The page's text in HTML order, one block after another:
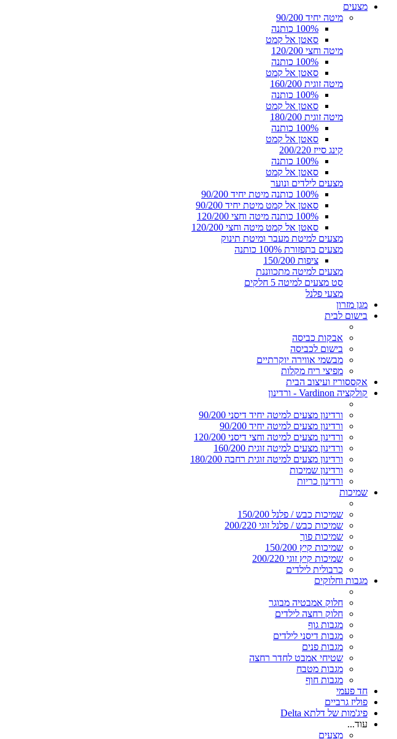
מצעים
מיטה יחיד 90/200
100% כותנה
סאטן אל קמט
מיטה וחצי 120/200
100% כותנה
סאטן אל קמט
מיטה זוגית 160/200
100% כותנה
סאטן אל קמט
מיטה זוגית 180/200
100% כותנה
סאטן אל קמט
קינג סייז 200/220
100% כותנה
סאטן אל קמט
מצעים לילדים ונוער
100% כותנה מיטת יחיד 90/200
סאטן אל קמט מיטת יחיד 90/200
100% כותנה מיטה וחצי 120/200
סאטן אל קמט מיטה וחצי 120/200
מצעים למיטת מעבר ומיטת תינוק
מצעים בתפזורת 100% כותנה
ציפות 150/200
מצעים למיטה מתכווננת
סט מצעים למיטה 5 חלקים
מצעי פלנל
מגן מזרון
בישום לבית
אבקות כביסה
בישום לכביסה
מבשמי אווירה יוקרתיים
מפיצי ריח מקלות
אקססוריז ועיצוב הבית
קולקציה Vardinon - ורדינון
ורדינון מצעים למיטה יחיד דיסני 90/200
ורדינון מצעים למיטה יחיד 90/200
ורדינון מצעים למיטה וחצי דיסני 120/200
ורדינון מצעים למיטה זוגית 160/200
ורדינון מצעים למיטה זוגית רחבה 180/200
ורדינון שמיכות
ורדינון כריות
שמיכות
שמיכות כבש / פלנל 150/200
שמיכות כבש / פלנל זוגי 200/220
שמיכות פוך
שמיכות קיץ 150/200
שמיכות קיץ זוגי 200/220
כרבולית לילדים
מגבות וחלוקים
חלוק אמבטיה מבוגר
חלוק רחצה לילדים
מגבות גוף
מגבות דיסני לילדים
מגבות פנים
שטיחי אמבט לחדר רחצה
מגבות מטבח
מגבות חוף
חד פעמי
פוליז גרביים
פיג'מות של דלתא Delta
עוד...
מצעים